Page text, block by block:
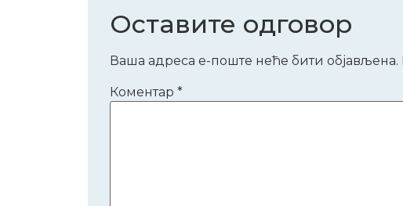
Оставите одговор
Ваша адреса е-поште неће бити објављена.
Коментар *